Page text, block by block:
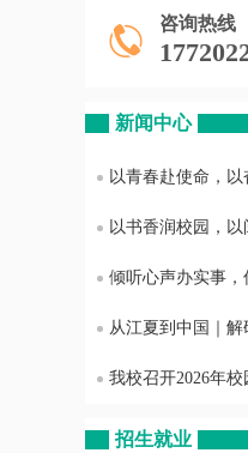
咨询热线
新闻中心
以青春赴使命，以奋斗谱华章 | 我校隆重
以书香润校园，以阅读启新程 | 我校
倾听心声办实事，优化服务促提升 |
从江夏到中国｜解码湖北“三
我校召开2026年校园安
招生就业